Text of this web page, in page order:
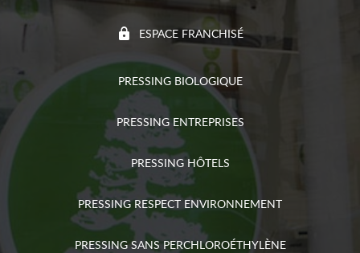
ESPACE FRANCHISÉ
PRESSING BIOLOGIQUE
PRESSING ENTREPRISES
PRESSING HÔTELS
PRESSING RESPECT ENVIRONNEMENT
PRESSING SANS PERCHLOROÉTHYLÈNE